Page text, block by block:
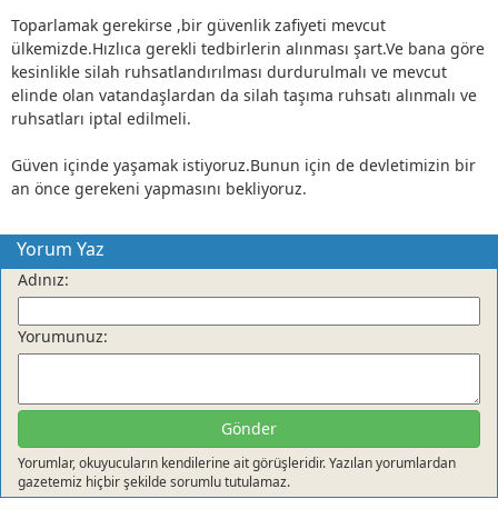
Toparlamak gerekirse ,bir güvenlik zafiyeti mevcut
ülkemizde.Hızlıca gerekli tedbirlerin alınması şart.Ve bana göre
kesinlikle silah ruhsatlandırılması durdurulmalı ve mevcut
elinde olan vatandaşlardan da silah taşıma ruhsatı alınmalı ve
ruhsatları iptal edilmeli.
Güven içinde yaşamak istiyoruz.Bunun için de devletimizin bir
an önce gerekeni yapmasını bekliyoruz.
Yorum Yaz
Adınız:
Yorumunuz:
Gönder
Yorumlar, okuyucuların kendilerine ait görüşleridir. Yazılan yorumlardan
gazetemiz hiçbir şekilde sorumlu tutulamaz.